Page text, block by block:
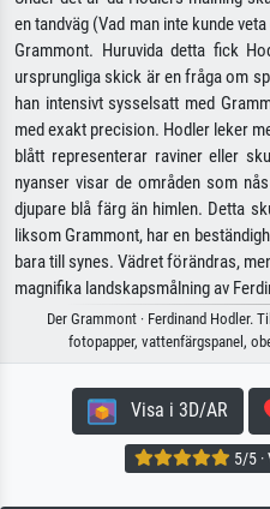
en tandväg (Vad man inte kunde
Grammont. Huruvida detta fick
ursprungliga skick är en fråga om
han intensivt sysselsatt med
med exakt precision. Hodler leker
blått representerar raviner eller
nyanser visar de områden som
djupare blå färg än himlen. Detta
liksom Grammont, har en
bara till synes. Vädret förändras,
magnifika landskapsmålning av
Der Grammont · Ferdinand Hodler.
fotopapper, vattenfärgspanel,
Visa i 3D/AR
5/5